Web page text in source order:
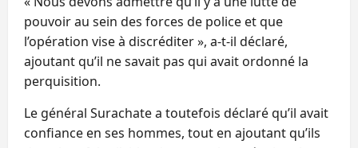
pouvoir au sein des forces de police et que
l’opération vise à discréditer », a-t-il déclaré,
ajoutant qu’il ne savait pas qui avait ordonné la
perquisition.
Le général Surachate a toutefois déclaré qu’il avait
confiance en ses hommes, tout en ajoutant qu’ils